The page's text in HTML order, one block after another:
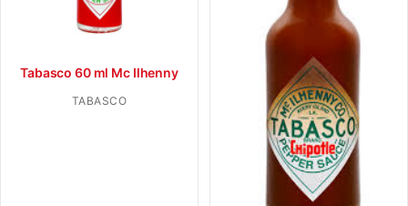
Tabasco 60 ml Mc Ilhenny
TABASCO